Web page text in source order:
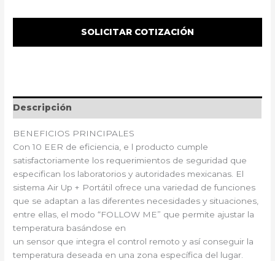
Descripción
BENEFICIOS PRINCIPALES
Con 10 EER de eficiencia, e l producto cumple
satisfactoriamente los requerimientos de seguridad que
especifican los laboratorios y autoridades mexicanas. El
sistema Air Up + Portátil ofrece una variedad de funciones
que se adaptan a las diferentes necesidades y situaciones,
entre ellas, el modo “FOLLOW ME” que permite ajustar la
temperatura basándose en
un sensor que integra el control remoto y así conseguir la
temperatura deseada en una zona específica del lugar.